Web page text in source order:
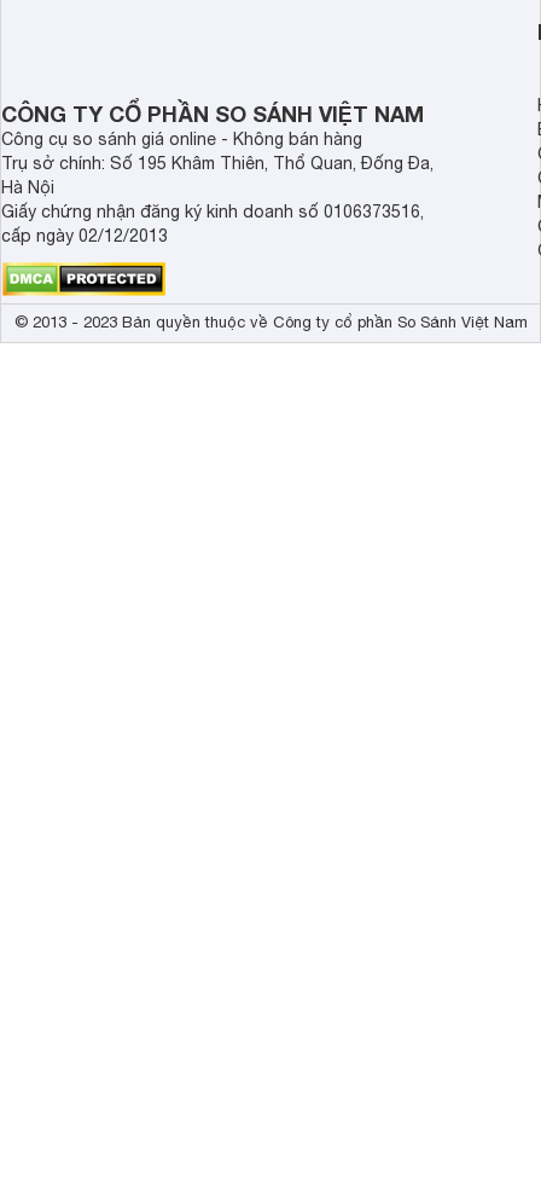
CÔNG TY CỔ PHẦN SO SÁNH VIỆT NAM
Công cụ so sánh giá online - Không bán hàng
Trụ sở chính: Số 195 Khâm Thiên, Thổ Quan, Đống Đa,
Hà Nội
Giấy chứng nhận đăng ký kinh doanh số 0106373516,
cấp ngày 02/12/2013
© 2013 - 2023 Bản quyền thuộc về Công ty cổ phần So Sánh Việt Nam